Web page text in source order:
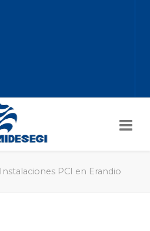
Instalaciones PCI en Erandio